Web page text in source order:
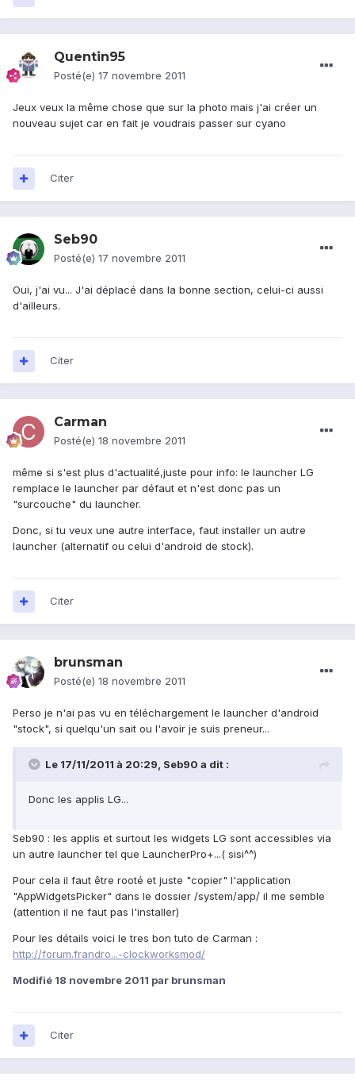
Quentin95
Posté(e) 17 novembre 2011
Jeux veux la même chose que sur la photo mais j'ai créer un
nouveau sujet car en fait je voudrais passer sur cyano
Citer
Seb90
Posté(e) 17 novembre 2011
Oui, j'ai vu... J'ai déplacé dans la bonne section, celui-ci aussi
d'ailleurs.
Citer
Carman
Posté(e) 18 novembre 2011
même si s'est plus d'actualité,juste pour info: le launcher LG
remplace le launcher par défaut et n'est donc pas un
"surcouche" du launcher.
Donc, si tu veux une autre interface, faut installer un autre
launcher (alternatif ou celui d'android de stock).
Citer
brunsman
Posté(e) 18 novembre 2011
Perso je n'ai pas vu en téléchargement le launcher d'android
"stock", si quelqu'un sait ou l'avoir je suis preneur...
Le 17/11/2011 à 20:29, Seb90 a dit :
Donc les applis LG...
Seb90 : les applis et surtout les widgets LG sont accessibles via
un autre launcher tel que LauncherPro+...( sisi^^)
Pour cela il faut être rooté et juste "copier" l'application
"AppWidgetsPicker" dans le dossier /system/app/ il me semble
(attention il ne faut pas l'installer)
Pour les détails voici le tres bon tuto de Carman :
http://forum.frandro...-clockworksmod/
Modifié 18 novembre 2011 par brunsman
Citer